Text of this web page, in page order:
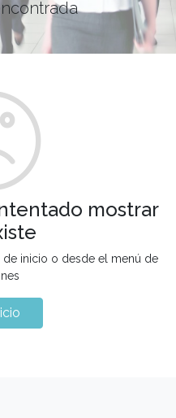
mostrar
de inicio o desde el menú de